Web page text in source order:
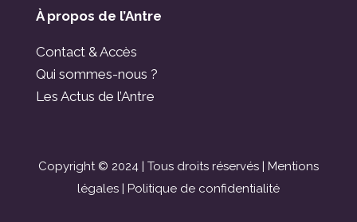
À propos de l’Antre
Contact & Accès
Qui sommes-nous ?
Les Actus de l’Antre
Copyright © 2024 | Tous droits réservés | Mentions
légales| Politique de confidentialité